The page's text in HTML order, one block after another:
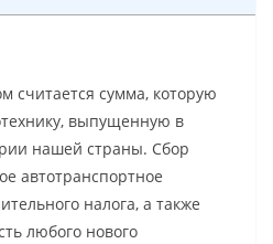
считается сумма, которую
выпущенную в
нашей страны. Сбор
автотранспортное
налога, а также
любого нового